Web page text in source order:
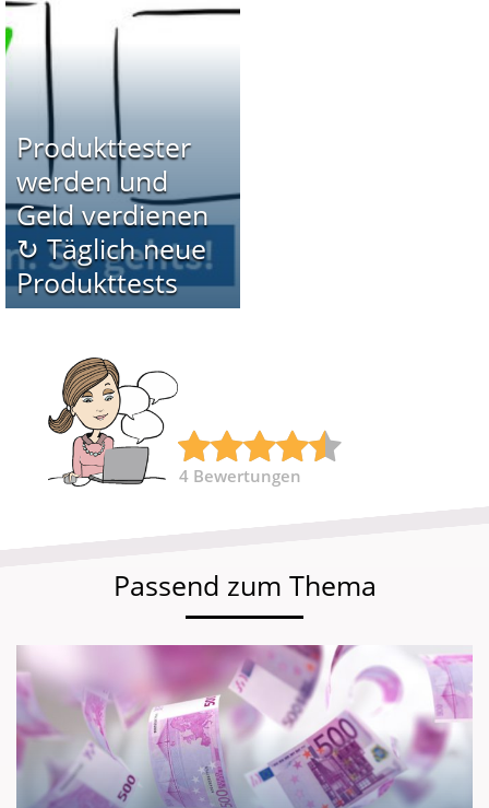
Produkttester
werden und
Geld verdienen
↻ Täglich neue
Produkttests
4 Bewertungen
Passend zum Thema